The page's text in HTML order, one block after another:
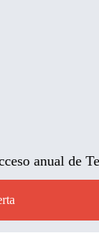
anual de